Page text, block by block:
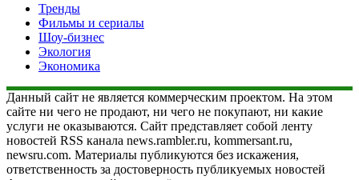
Тренды
Фильмы и сериалы
Шоу-бизнес
Экология
Экономика
Данный сайт не является коммерческим проектом. На этом
сайте ни чего не продают, ни чего не покупают, ни какие
услуги не оказываются. Сайт представляет собой ленту
новостей RSS канала news.rambler.ru, kommersant.ru,
newsru.com. Материалы публикуются без искажения,
ответственность за достоверность публикуемых новостей